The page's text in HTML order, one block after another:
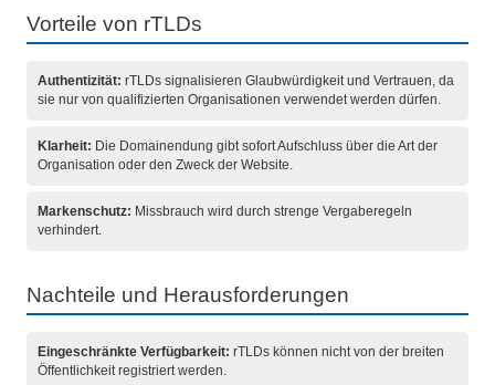
Vorteile von rTLDs
Authentizität: rTLDs signalisieren Glaubwürdigkeit und Vertrauen, da
sie nur von qualifizierten Organisationen verwendet werden dürfen.
Klarheit: Die Domainendung gibt sofort Aufschluss über die Art der
Organisation oder den Zweck der Website.
Markenschutz: Missbrauch wird durch strenge Vergaberegeln
verhindert.
Nachteile und Herausforderungen
Eingeschränkte Verfügbarkeit: rTLDs können nicht von der breiten
Öffentlichkeit registriert werden.